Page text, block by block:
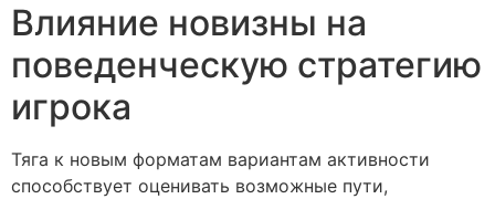
Влияние новизны на
поведенческую стратегию
игрока
Тяга к новым форматам вариантам активности
способствует оценивать возможные пути,